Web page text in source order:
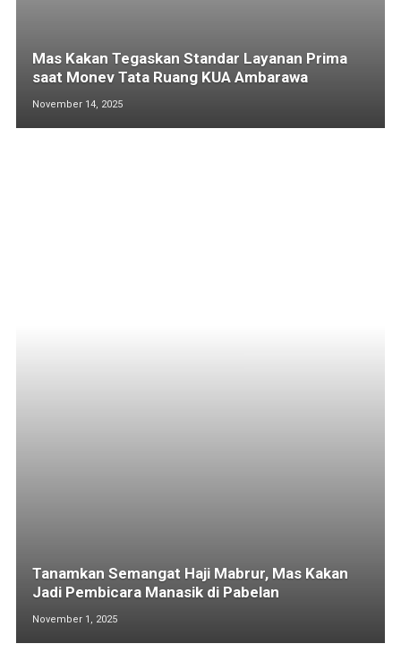
Mas Kakan Tegaskan Standar Layanan Prima
saat Monev Tata Ruang KUA Ambarawa
November 14, 2025
Tanamkan Semangat Haji Mabrur, Mas Kakan
Jadi Pembicara Manasik di Pabelan
November 1, 2025